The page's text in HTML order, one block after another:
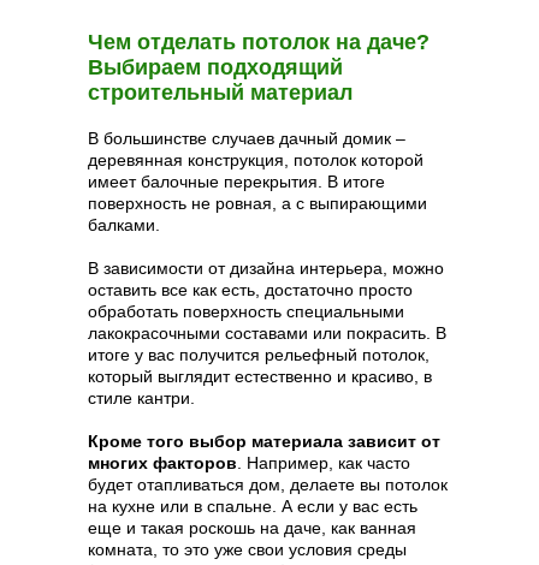
Чем отделать потолок на даче?
Выбираем подходящий
строительный материал
В большинстве случаев дачный домик –
деревянная конструкция, потолок которой
имеет балочные перекрытия. В итоге
поверхность не ровная, а с выпирающими
балками.
В зависимости от дизайна интерьера, можно
оставить все как есть, достаточно просто
обработать поверхность специальными
лакокрасочными составами или покрасить. В
итоге у вас получится рельефный потолок,
который выглядит естественно и красиво, в
стиле кантри.
Кроме того выбор материала зависит от
многих факторов . Например, как часто
будет отапливаться дом, делаете вы потолок
на кухне или в спальне. А если у вас есть
еще и такая роскошь на даче, как ванная
комната, то это уже свои условия среды